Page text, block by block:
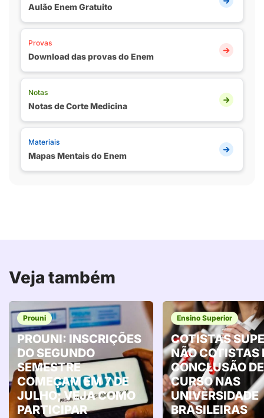
Aulão Enem Gratuito
Provas
Download das provas do Enem
Notas
Notas de Corte Medicina
Materiais
Mapas Mentais do Enem
Veja também
Prouni
PROUNI: INSCRIÇÕES
DO SEGUNDO
SEMESTRE
COMEÇAM EM 7 DE
JULHO; VEJA COMO
PARTICIPAR
Ensino Superior
COTISTAS
NÃO COTISTAS
CONCLUSÃO DE
CURSO NAS
UNIVERSIDADE
BRASILEIRAS